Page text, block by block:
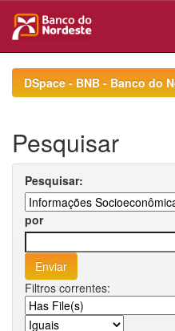
navigationDSpace - BNB - Banco do
Pesquisar
Pesquisar:
por
Filtros correntes: